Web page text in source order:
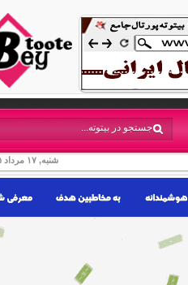
شنبه, ۱۷ مرداد ۱۴۰۵